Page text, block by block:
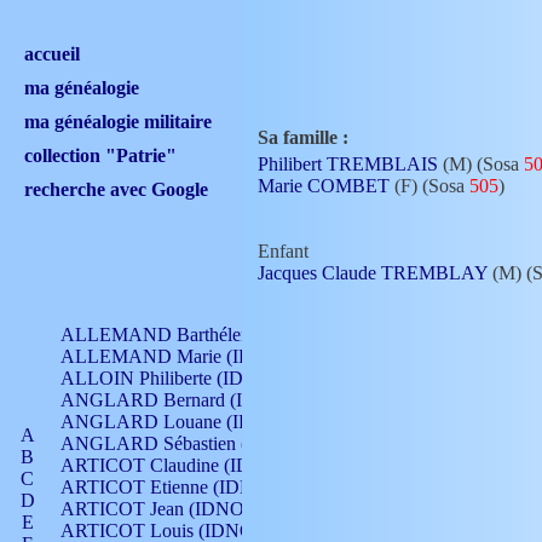
accueil
ma généalogie
ma généalogie militaire
collection "Patrie"
recherche avec Google
A
B
C
D
E
ALLEMAND Barthélemy (IDNO 330)
ALLEMAND Marie (IDNO 165)
ALLOIN Philiberte (IDNO 449)
ANGLARD Bernard (IDNO 4)
ANGLARD Louane (IDNO 4)
ANGLARD Sébastien (IDNO 4)
ARTICOT Claudine (IDNO 105)
ARTICOT Etienne (IDNO 420)
ARTICOT Jean (IDNO 210)
ARTICOT Louis (IDNO 420)
Sa famille :
Philibert TREMBLAIS (M) (Sosa
Marie COMBET (F) (Sosa 505)
Enfant
Jacques Claude TREMBLAY (M)